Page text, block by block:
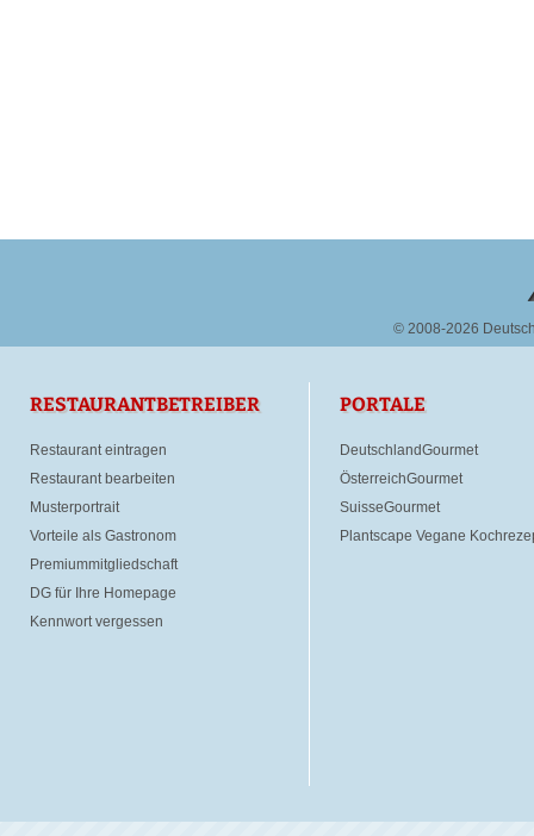
© 2008-2026
RESTAURANTBETREIBER
Restaurant eintragen
Restaurant bearbeiten
Musterportrait
Vorteile als Gastronom
Premiummitgliedschaft
DG für Ihre Homepage
Kennwort vergessen
PORTALE
DeutschlandGourmet
ÖsterreichGourmet
SuisseGourmet
Plantscape Vegane